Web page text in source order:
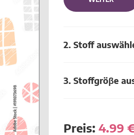
2. Stoff
3. Stoffgröβe
Preis: 4.99